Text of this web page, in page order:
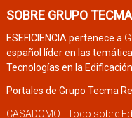
SOBRE GRUPO
ESEFICIENCIA pertenece a
español líder en las
Tecnologías en la
Portales de Grupo Tecma
CASADOMO - Todo sobre